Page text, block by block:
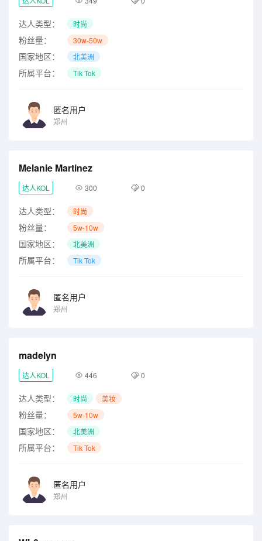
达人类型： 时尚
粉丝量： 30w-50w
国家地区： 北美洲
所属平台： Tik Tok
匿名用户
郑州
Melanie Martinez
达人KOL 300 0
达人类型： 时尚
粉丝量： 5w-10w
国家地区： 北美洲
所属平台： Tik Tok
匿名用户
郑州
madelyn
达人KOL 446 0
达人类型： 时尚 美妆
粉丝量： 5w-10w
国家地区： 北美洲
所属平台： Tik Tok
匿名用户
郑州